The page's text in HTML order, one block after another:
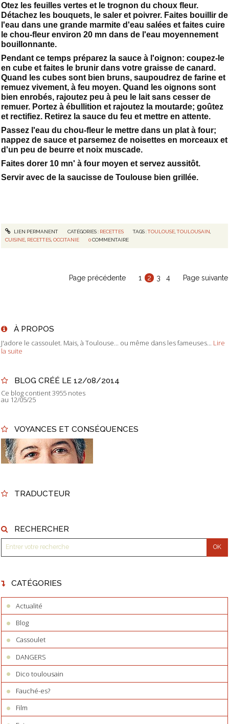
Otez les feuilles vertes et le trognon du choux fleur.
Détachez les bouquets, le saler et poivrer. Faites bouillir de
l'eau dans une grande marmite d'eau salées et faites cuire
le chou-fleur environ 20 mn dans de l'eau moyennement
bouillonnante.
Pendant ce temps préparez la sauce à l'oignon: coupez-le
en cube et faites le brunir dans votre graisse de canard.
Quand les cubes sont bien bruns, saupoudrez de farine et
remuez vivement, à feu moyen. Quand les oignons sont
bien enrobés, rajoutez peu à peu le lait sans cesser de
remuer. Portez à ébullition et rajoutez la moutarde; goûtez
et rectifiez. Retirez la sauce du feu et mettre en attente.
Passez l'eau du chou-fleur le mettre dans un plat à four;
nappez de sauce et parsemez de noisettes en morceaux et
d'un peu de beurre et noix muscade.
Faites dorer 10 mn' à four moyen et servez aussitôt.
Servir avec de la saucisse de Toulouse bien grillée.
LIEN PERMANENT CATÉGORIES : RECETTES TAGS :TOULOUSE ,TOULOUSAIN
CUISINE RECETTES ,OCCITANIE 0 COMMENTAIRE
Page précédente 1 2 3 4 Page suivante
À PROPOS
J'adore le cassoulet. Mais, à Toulouse... ou même dans les fameuses...
Lire
la suite
BLOG CRÉÉ LE 12/08/2014
Ce blog contient 3955 notes
au 12/05/25
VOYANCES ET CONSÉQUENCES
TRADUCTEUR
RECHERCHER
CATÉGORIES
Actualité
Blog
Cassoulet
DANGERS
Dico toulousain
Fauché-es?
Film